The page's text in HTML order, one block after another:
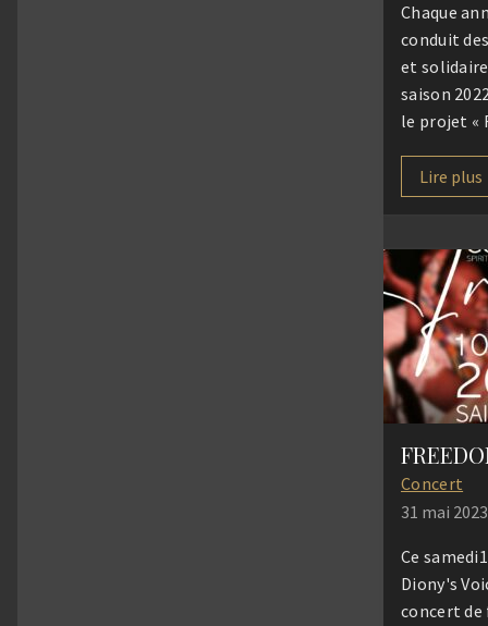
Chaque
conduit
et
saison
le projet «
lycéens
projet «
partagé
seconde16
Eluard de
porte sur
Lire plus
Concert
31 mai 2023
Ce
Diony's
concert de